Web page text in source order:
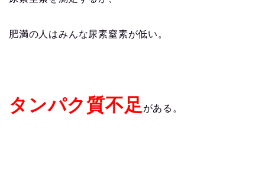
肥満の人はみんな尿素窒素が低い。
タンパク質不足がある。